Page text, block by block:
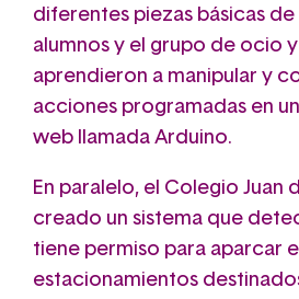
diferentes piezas básicas
alumnos y el grupo de ocio
aprendieron a manipular y
acciones programadas en
web llamada Arduino.
En paralelo, el Colegio Juan
creado un sistema que
tiene permiso para aparcar
estacionamientos